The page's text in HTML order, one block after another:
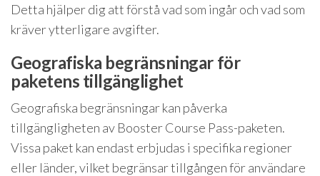
Detta hjälper dig att förstå vad som ingår och vad som
kräver ytterligare avgifter.
Geografiska begränsningar för
paketens tillgänglighet
Geografiska begränsningar kan påverka
tillgängligheten av Booster Course Pass-paketen.
Vissa paket kan endast erbjudas i specifika regioner
eller länder, vilket begränsar tillgången för användare